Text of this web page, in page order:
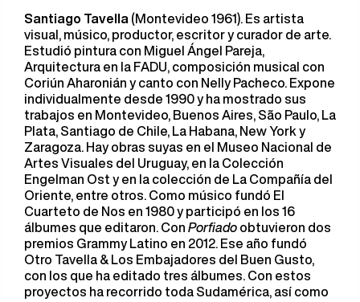
Santiago Tavella (Montevideo 1961). Es artista
visual, músico, productor, escritor y curador de arte.
Estudió pintura con Miguel Ángel Pareja,
Arquitectura en la FADU, composición musical con
Coriún Aharonián y canto con Nelly Pacheco. Expone
individualmente desde 1990 y ha mostrado sus
trabajos en Montevideo, Buenos Aires, São Paulo, La
Plata, Santiago de Chile, La Habana, New York y
Zaragoza. Hay obras suyas en el Museo Nacional de
Artes Visuales del Uruguay, en la Colección
Engelman Ost y en la colección de La Compañía del
Oriente, entre otros. Como músico fundó El
Cuarteto de Nos en 1980 y participó en los 16
álbumes que editaron. Con Porfiado obtuvieron dos
premios Grammy Latino en 2012. Ese año fundó
Otro Tavella & Los Embajadores del Buen Gusto,
con los que ha editado tres álbumes. Con estos
proyectos ha recorrido toda Sudamérica, así como